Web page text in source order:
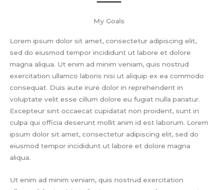
My Goals
Lorem ipsum dolor sit amet, consectetur adipiscing elit,
sed do eiusmod tempor incididunt ut labore et dolore
magna aliqua. Ut enim ad minim veniam, quis nostrud
exercitation ullamco laboris nisi ut aliquip ex ea commodo
consequat. Duis aute irure dolor in reprehenderit in
voluptate velit esse cillum dolore eu fugiat nulla pariatur.
Excepteur sint occaecat cupidatat non proident, sunt in
culpa qui officia deserunt mollit anim id est laborum. Lorem
ipsum dolor sit amet, consectetur adipiscing elit, sed do
eiusmod tempor incididunt ut labore et dolore magna
aliqua.
Ut enim ad minim veniam, quis nostrud exercitation